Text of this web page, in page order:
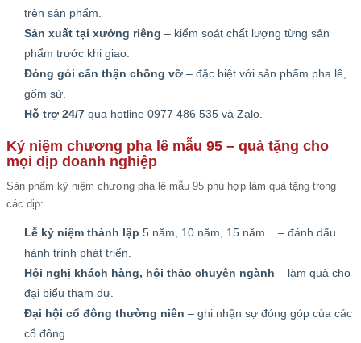
trên sản phẩm.
Sản xuất tại xưởng riêng – kiểm soát chất lượng từng sản
phẩm trước khi giao.
Đóng gói cẩn thận chống vỡ – đặc biệt với sản phẩm pha lê,
gốm sứ.
Hỗ trợ 24/7 qua hotline 0977 486 535 và Zalo.
Kỷ niệm chương pha lê mẫu 95 – quà tặng cho
mọi dịp doanh nghiệp
Sản phẩm kỷ niệm chương pha lê mẫu 95 phù hợp làm quà tặng trong
các dịp:
Lễ kỷ niệm thành lập 5 năm, 10 năm, 15 năm... – đánh dấu
hành trình phát triển.
Hội nghị khách hàng, hội thảo chuyên ngành – làm quà cho
đại biểu tham dự.
Đại hội cổ đông thường niên – ghi nhận sự đóng góp của các
cổ đông.